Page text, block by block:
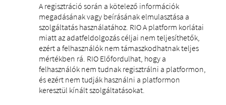
A regisztráció során a kötelező információk
megadásának vagy beírásának elmulasztása a
szolgáltatás használatához. RIO A platform korlátai
miatt az adatfeldolgozás céljai nem teljesíthetők,
ezért a felhasználók nem támaszkodhatnak teljes
mértékben rá. RIO Előfordulhat, hogy a
felhasználók nem tudnak regisztrálni a platformon,
és ezért nem tudják használni a platformon
keresztül kínált szolgáltatásokat.